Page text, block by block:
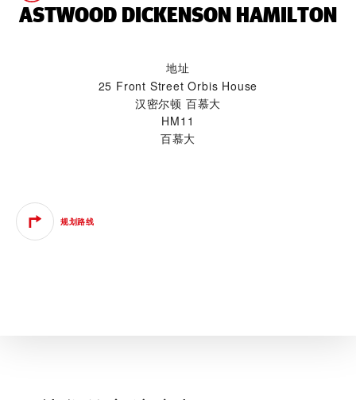
‭ASTWOOD DICKENSON HAMILTON‬
地址
25 Front Street Orbis House
汉密尔顿 百慕大
HM11
百慕大
规划路线